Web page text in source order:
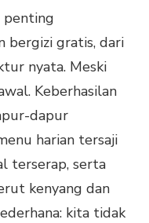
penting
bergizi gratis, dari
nyata. Meski
Keberhasilan
dapur
harian tersaji
terserap, serta
kenyang dan
kita tidak